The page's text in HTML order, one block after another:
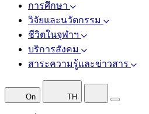
การศึกษา
วิจัยและนวัตกรรม
ชีวิตในจุฬาฯ
บริการสังคม
สาระความรู้และข่าวสาร
On TH